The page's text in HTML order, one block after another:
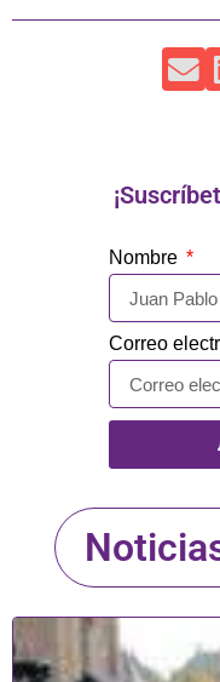
Nombre
Correo